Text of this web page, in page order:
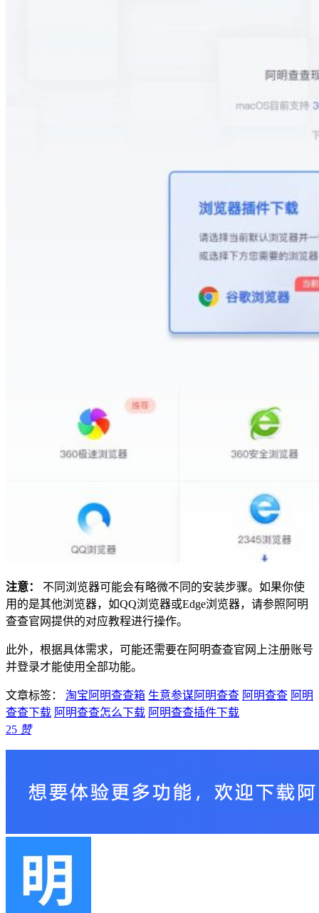
注意：
不同浏览器可能会有略微不同的安装步骤。如果你使
用的是其他浏览器，如QQ浏览器或Edge浏览器，请参照阿明
查查官网提供的对应教程进行操作。
此外，根据具体需求，可能还需要在阿明查查官网上注册账号
并登录才能使用全部功能。
文章标签： 淘宝阿明查查箱 生意参谋阿明查查 阿明查查 阿明
查查下载 阿明查查怎么下载 阿明查查插件下载
25 赞